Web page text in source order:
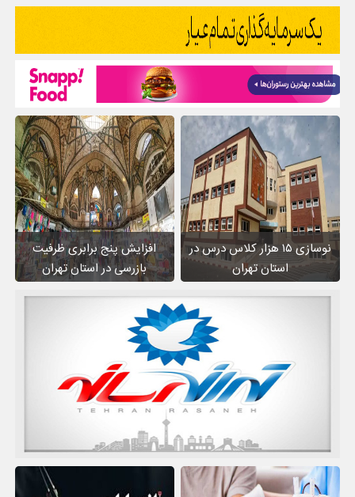
نوسازی ۱۵ هزار کلاس درس در
استان تهران
افزایش پنج برابری ظرفیت
بازرسی در استان تهران